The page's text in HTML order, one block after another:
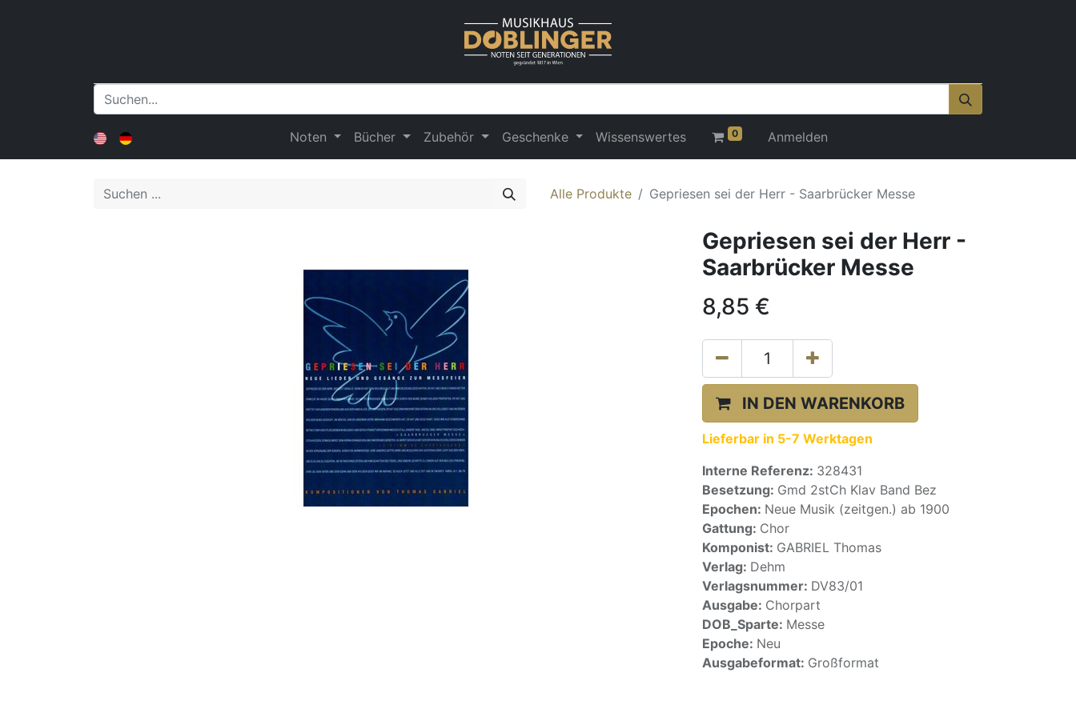
Noten Bücher Zubehör Geschenke Wissenswertes 0 Anmelden
Alle Produkte Gepriesen sei der Herr - Saarbrücker Messe
Gepriesen sei der Herr -
Saarbrücker Messe
8,85 €
IN DEN WARENKORB
Lieferbar in 5-7 Werktagen
Interne Referenz: 328431
Besetzung: Gmd 2stCh Klav Band Bez
Epochen: Neue Musik (zeitgen.) ab 1900
Gattung: Chor
Komponist: GABRIEL Thomas
Verlag: Dehm
Verlagsnummer: DV83/01
Ausgabe: Chorpart
DOB_Sparte: Messe
Epoche: Neu
Ausgabeformat: Großformat